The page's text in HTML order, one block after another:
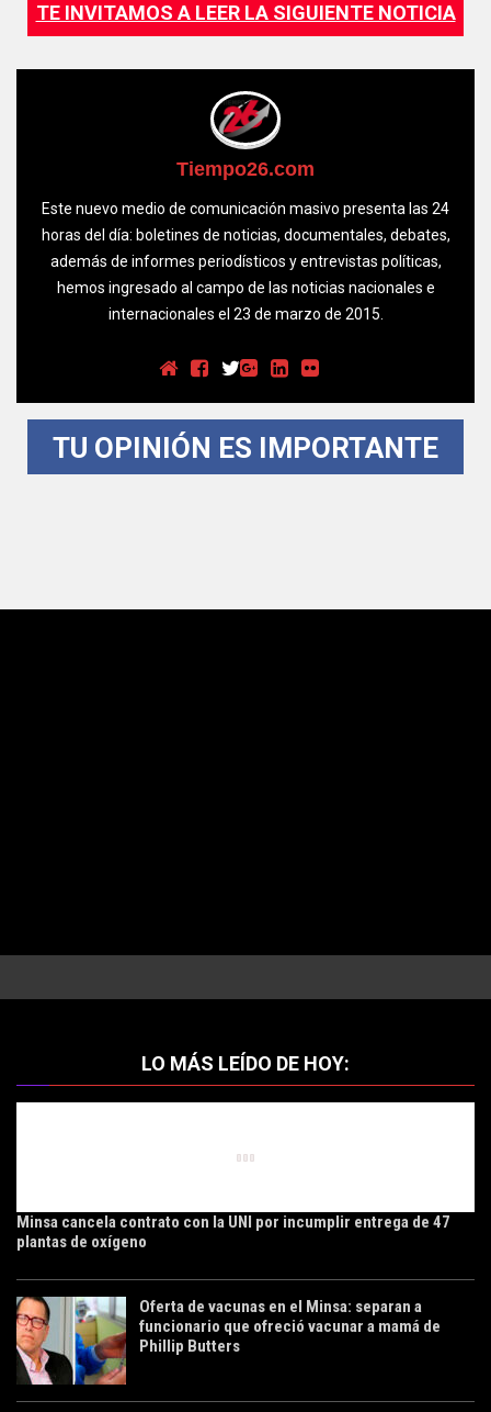
TE INVITAMOS A LEER LA SIGUIENTE NOTICIA
Tiempo26.com
Este nuevo medio de comunicación masivo presenta las 24
horas del día: boletines de noticias, documentales, debates,
además de informes periodísticos y entrevistas políticas,
hemos ingresado al campo de las noticias nacionales e
internacionales el 23 de marzo de 2015.
TU OPINIÓN ES IMPORTANTE
LO MÁS LEÍDO DE HOY:
Minsa cancela contrato con la UNI por incumplir entrega de 47
plantas de oxígeno
Oferta de vacunas en el Minsa: separan a
funcionario que ofreció vacunar a mamá de
Phillip Butters